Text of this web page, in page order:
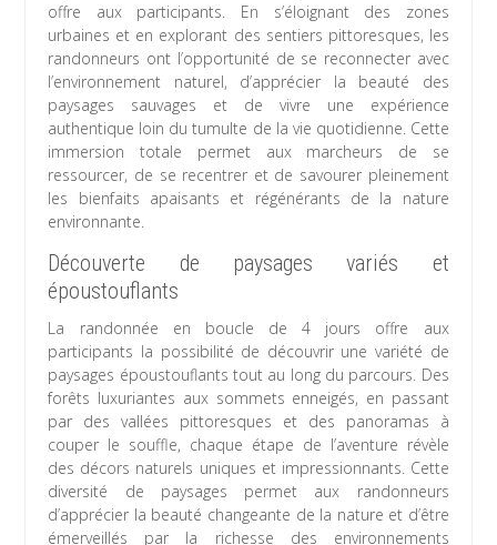
offre aux participants. En s’éloignant des zones
urbaines et en explorant des sentiers pittoresques, les
randonneurs ont l’opportunité de se reconnecter avec
l’environnement naturel, d’apprécier la beauté des
paysages sauvages et de vivre une expérience
authentique loin du tumulte de la vie quotidienne. Cette
immersion totale permet aux marcheurs de se
ressourcer, de se recentrer et de savourer pleinement
les bienfaits apaisants et régénérants de la nature
environnante.
Découverte de paysages variés et
époustouflants
La randonnée en boucle de 4 jours offre aux
participants la possibilité de découvrir une variété de
paysages époustouflants tout au long du parcours. Des
forêts luxuriantes aux sommets enneigés, en passant
par des vallées pittoresques et des panoramas à
couper le souffle, chaque étape de l’aventure révèle
des décors naturels uniques et impressionnants. Cette
diversité de paysages permet aux randonneurs
d’apprécier la beauté changeante de la nature et d’être
émerveillés par la richesse des environnements